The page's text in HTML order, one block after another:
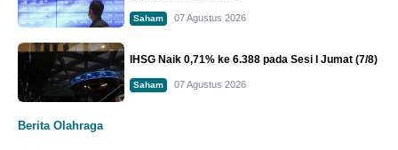
Saham 07 Agustus 2026
IHSG Naik 0,71% ke 6.388 pada Sesi I Jumat (7/8)
Saham 07 Agustus 2026
Berita Olahraga